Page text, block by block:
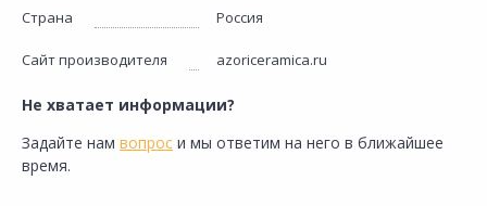
Страна Россия
Сайт производителя azoriceramica.ru
Не хватает информации?
Задайте нам вопрос и мы ответим на него в ближайшее
время.